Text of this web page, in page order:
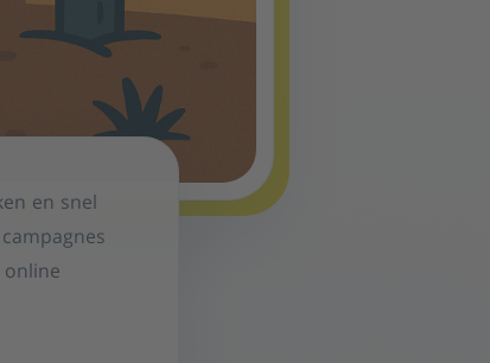
en snel